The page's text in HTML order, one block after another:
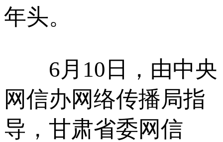
年头。
6月10日，由中央
网信办网络传播局指
导，甘肃省委网信